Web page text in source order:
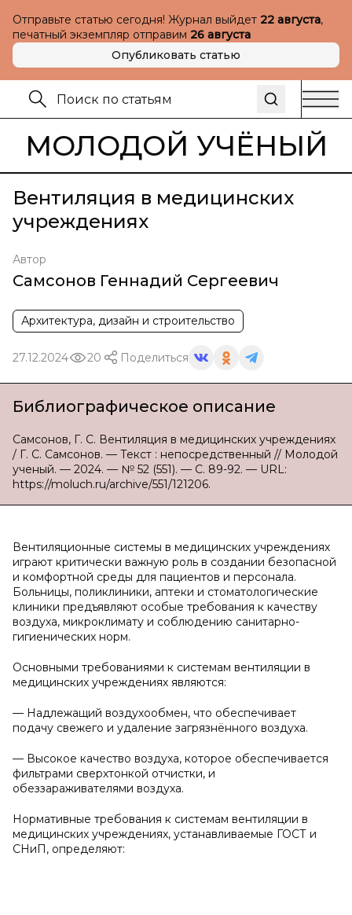
Отправьте статью сегодня! Журнал выйдет 22 августа,
печатный экземпляр отправим 26 августа
Опубликовать статью
МОЛОДОЙ УЧЁНЫЙ
Вентиляция в медицинских
учреждениях
Автор
Самсонов Геннадий Сергеевич
Архитектура, дизайн и строительство
27.12.2024 20 Поделиться
Библиографическое описание
Самсонов, Г. С. Вентиляция в медицинских учреждениях
/ Г. С. Самсонов. — Текст : непосредственный // Молодой
ученый. — 2024. — № 52 (551). — С. 89-92. — URL:
https://moluch.ru/archive/551/121206.
Вентиляционные системы в медицинских учреждениях
играют критически важную роль в создании безопасной
и комфортной среды для пациентов и персонала.
Больницы, поликлиники, аптеки и стоматологические
клиники предъявляют особые требования к качеству
воздуха, микроклимату и соблюдению санитарно-
гигиенических норм.
Основными требованиями к системам вентиляции в
медицинских учреждениях являются:
— Надлежащий воздухообмен, что обеспечивает
подачу свежего и удаление загрязнённого воздуха.
— Высокое качество воздуха, которое обеспечивается
фильтрами сверхтонкой отчистки, и
обеззараживателями воздуха.
Нормативные требования к системам вентиляции в
медицинских учреждениях, устанавливаемые ГОСТ и
СНиП, определяют: